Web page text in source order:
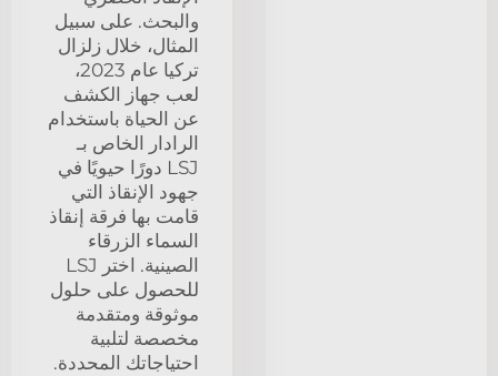
والبحث. على سبيل
المثال، خلال زلزال
تركيا عام 2023،
لعب جهاز الكشف
عن الحياة باستخدام
الرادار الخاص بـ
LSJ دورًا حيويًا في
جهود الإنقاذ التي
قامت بها فرقة إنقاذ
السماء الزرقاء
الصينية. اختر LSJ
للحصول على حلول
موثوقة ومتقدمة
مخصصة لتلبية
احتياجاتك المحددة.